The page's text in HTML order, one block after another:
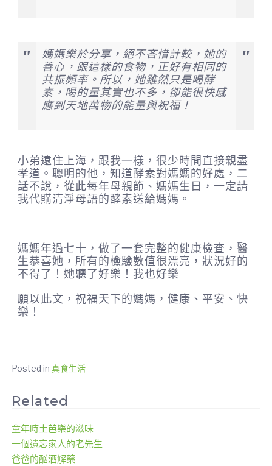
媽媽樂於分享，絕不吝惜計較，她的
善心，跟這樣的食物，正好有相同的
共振頻率。所以，她雖然只是喝酵
素，喝的量其實也不多，卻能很快感
應到天地萬物的能量與祝福！
小弟遠住上海，跟我一樣，很少時間直接親盡
孝道。聰明的他，知道酵素對媽媽的好處，二
話不說，從此每年母親節、媽媽生日，一定請
我代購清淨母語的酵素送給媽媽。
媽媽年過七十，做了一套完整的健康檢查，醫
生恭喜她，所有的檢驗數值很漂亮，狀況好的
不得了！她聽了好樂！我也好樂
願以此文，祝福天下的媽媽，健康、平安、快
樂！
Posted in 真食生活
Related
童年時土芭樂的滋味
一個遺忘家人的老先生
爸爸的酗酒解藥